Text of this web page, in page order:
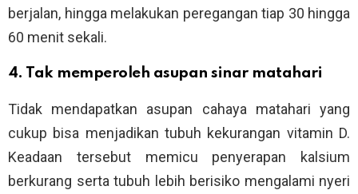
berjalan, hingga melakukan peregangan tiap 30 hingga
60 menit sekali.
4. Tak memperoleh asupan sinar matahari
Tidak mendapatkan asupan cahaya matahari yang
cukup bisa menjadikan tubuh kekurangan vitamin D.
Keadaan tersebut memicu penyerapan kalsium
berkurang serta tubuh lebih berisiko mengalami nyeri